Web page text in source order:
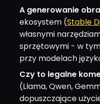
A generowanie
ekosystem (Stable
własnymi
sprzętowymi - w
przy modelach
Czy to legalne
(Llama, Qwen,
dopuszczające